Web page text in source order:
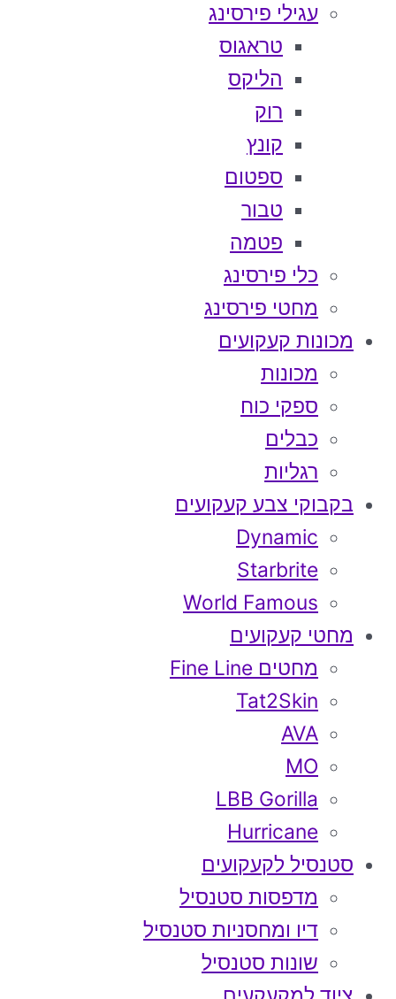
עגילי פירסינג
טראגוס
הליקס
רוק
קונץ
ספטום
טבור
פטמה
כלי פירסינג
מחטי פירסינג
מכונות קעקועים
מכונות
ספקי כוח
כבלים
רגליות
בקבוקי צבע קעקועים
Dynamic
Starbrite
World Famous
מחטי קעקועים
מחטים Fine Line
Tat2Skin
AVA
MO
LBB Gorilla
Hurricane
סטנסיל לקעקועים
מדפסות סטנסיל
דיו ומחסניות סטנסיל
שונות סטנסיל